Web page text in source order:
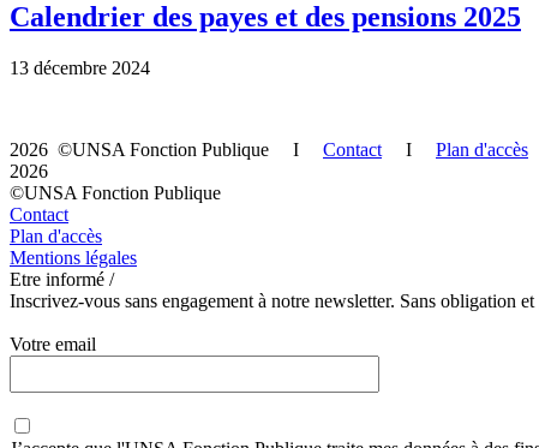
Calendrier des payes et des pensions 2025
13 décembre 2024
2026 ©UNSA Fonction Publique I Contact I Plan d'accès
2026
©UNSA Fonction Publique
Contact
Plan d'accès
Mentions légales
Etre informé /
Inscrivez-vous sans engagement à notre newsletter. Sans obligation
Votre email